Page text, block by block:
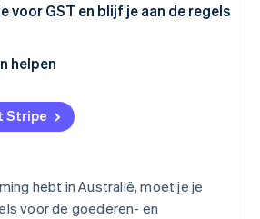
voor GST en blijf je aan de regels
helpen
Stripe
hebt in Australië, moet je je
voor de goederen- en